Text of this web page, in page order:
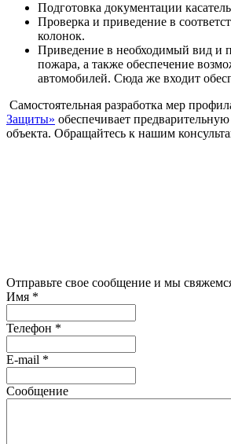
Подготовка документации
Проверка и приведение в
колонок.
Приведение в необходимый вид и
пожара, а также обеспечение
автомобилей. Сюда же входит
Самостоятельная разработка мер
Защиты» обеспечивает
объекта. Обращайтесь к нашим
Отправьте свое сообщение и мы
Имя *
Телефон *
E-mail *
Сообщение